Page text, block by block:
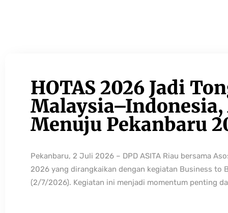
HOTAS 2026 Jadi
Menuju Pekanbaru
Pekanbaru, 2 Juli 2026 – DPD ASITA Riau bersama
2026 yang dirangkaikan dengan kegiatan Business to
(2/7/2026). Kegiatan ini menjadi momentum penting